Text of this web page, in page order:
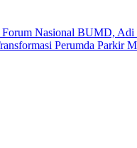
Nasional BUMD,
Perumda Parkir